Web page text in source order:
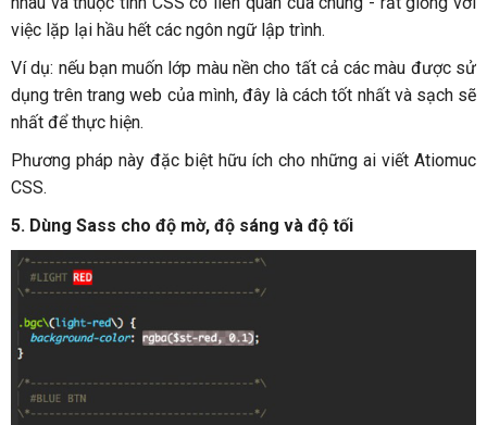
việc lặp lại hầu hết các ngôn ngữ lập trình.
Ví dụ: nếu bạn muốn lớp màu nền cho tất cả các màu được sử
dụng trên trang web của mình, đây là cách tốt nhất và sạch sẽ
nhất để thực hiện.
Phương pháp này đặc biệt hữu ích cho những ai viết Atiomuc
CSS.
5. Dùng Sass cho độ mờ, độ sáng và độ tối